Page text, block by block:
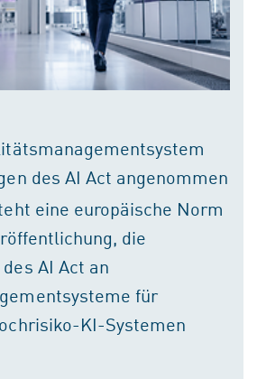
des AI Act angenommen
eine europäische Norm
die
AI Act an
für
KI-Systemen